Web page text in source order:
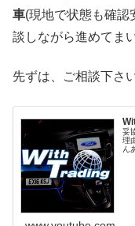
車(現地で状態も確認
談しながら進めてま
先ずは、ご相談下さ
妥
理
ん